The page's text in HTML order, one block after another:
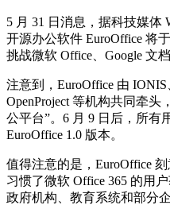
5 月 31 日消息，据科技媒体
开源办公软件 EuroOffice 将
挑战微软 Office、Google 文
注意到，EuroOffice 由 IONIS
OpenProject 等机构共同牵头
公平台”。6 月 9 日后，所有
EuroOffice 1.0 版本。
值得注意的是，EuroOffice
习惯了微软 Office 365 的用
政府机构、教育系统和部分